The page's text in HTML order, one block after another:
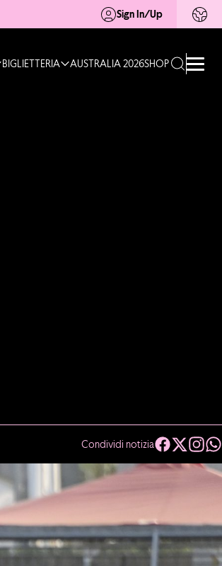
Sign In/Up
BIGLIETTERIA AUSTRALIA 2026SHOP
Condividi notizia